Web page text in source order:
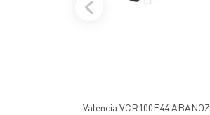
Valencia VCR100E44 ABANOZ